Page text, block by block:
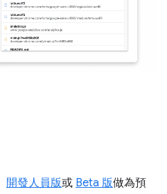
開發人員版或 Beta 版做為預